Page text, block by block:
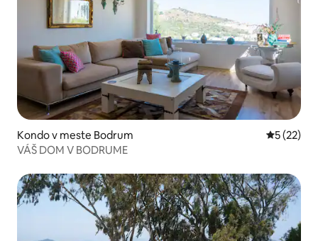
Kondo v meste Bodrum
5 (22)
VÁŠ DOM V BODRUME